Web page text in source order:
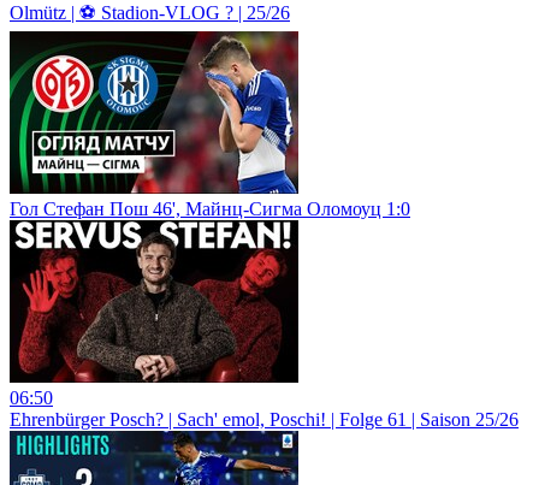
Olmütz | ⚽ Stadion-VLOG ? | 25/26
Гол Стефан Пош 46', Майнц-Сигма Оломоуц 1:0
06:50
Ehrenbürger Posch? | Sach' emol, Poschi! | Folge 61 | Saison 25/26